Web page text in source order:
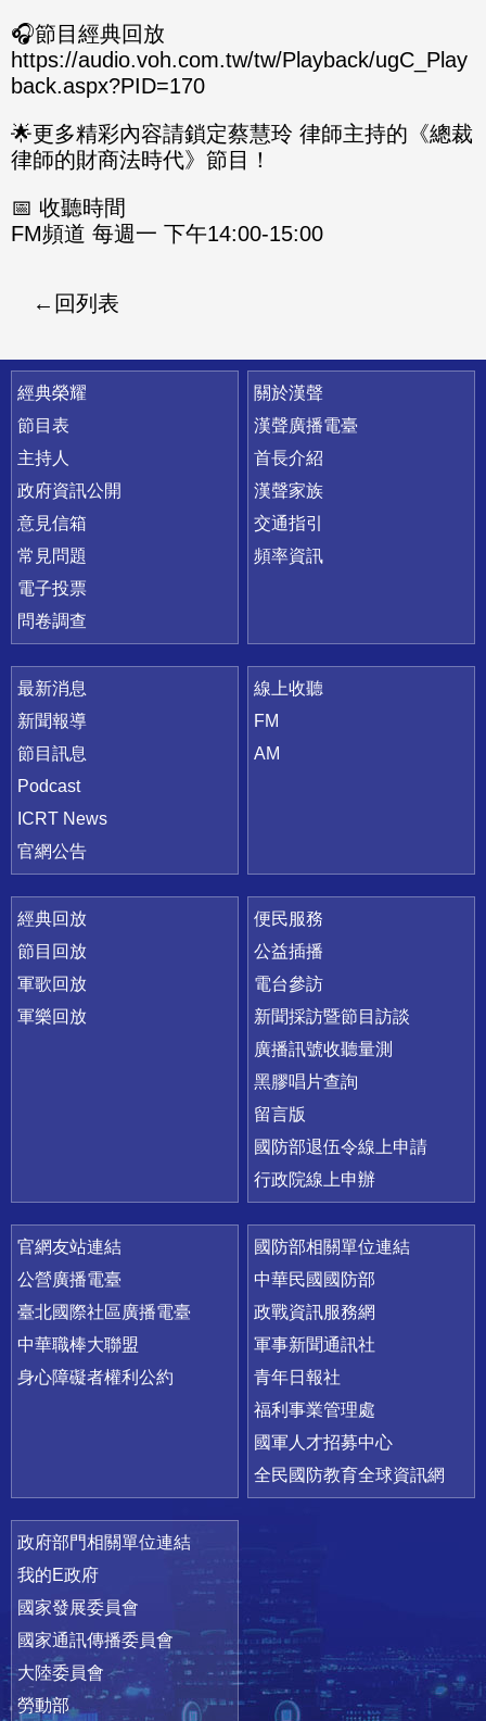
🎧節目經典回放
https://audio.voh.com.tw/tw/Playback/ugC_Play
back.aspx?PID=170
🌟更多精彩內容請鎖定蔡慧玲 律師主持的《總裁
律師的財商法時代》節目！
📅 收聽時間
FM頻道 每週一 下午14:00-15:00
回列表
快速連結
經典榮耀
節目表
主持人
政府資訊公開
意見信箱
常見問題
電子投票
問卷調查
關於漢聲
漢聲廣播電臺
首長介紹
漢聲家族
交通指引
頻率資訊
最新消息
新聞報導
節目訊息
Podcast
ICRT News
官網公告
線上收聽
FM
AM
經典回放
節目回放
軍歌回放
軍樂回放
便民服務
公益插播
電台參訪
新聞採訪暨節目訪談
廣播訊號收聽量測
黑膠唱片查詢
留言版
國防部退伍令線上申請
行政院線上申辦
官網友站連結
公營廣播電臺
臺北國際社區廣播電臺
中華職棒大聯盟
身心障礙者權利公約
國防部相關單位連結
中華民國國防部
政戰資訊服務網
軍事新聞通訊社
青年日報社
福利事業管理處
國軍人才招募中心
全民國防教育全球資訊網
政府部門相關單位連結
我的E政府
國家發展委員會
國家通訊傳播委員會
大陸委員會
勞動部